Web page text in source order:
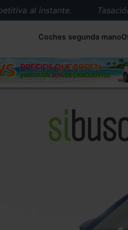
al instante.
Tasación
Más de
Recogemos
Coches segunda mano